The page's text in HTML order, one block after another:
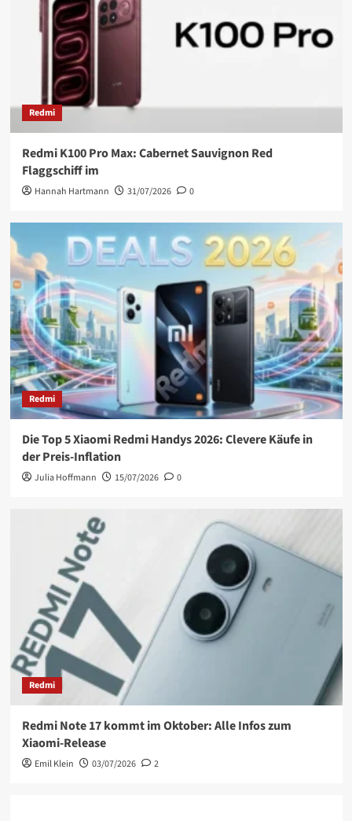
Redmi
Redmi K100 Pro Max: Cabernet Sauvignon Red
Flaggschiff im
Hannah Hartmann 31/07/2026 0
Redmi
Die Top 5 Xiaomi Redmi Handys 2026: Clevere Käufe in
der Preis-Inflation
Julia Hoffmann 15/07/2026 0
Redmi
Redmi Note 17 kommt im Oktober: Alle Infos zum
Xiaomi-Release
Emil Klein 03/07/2026 2